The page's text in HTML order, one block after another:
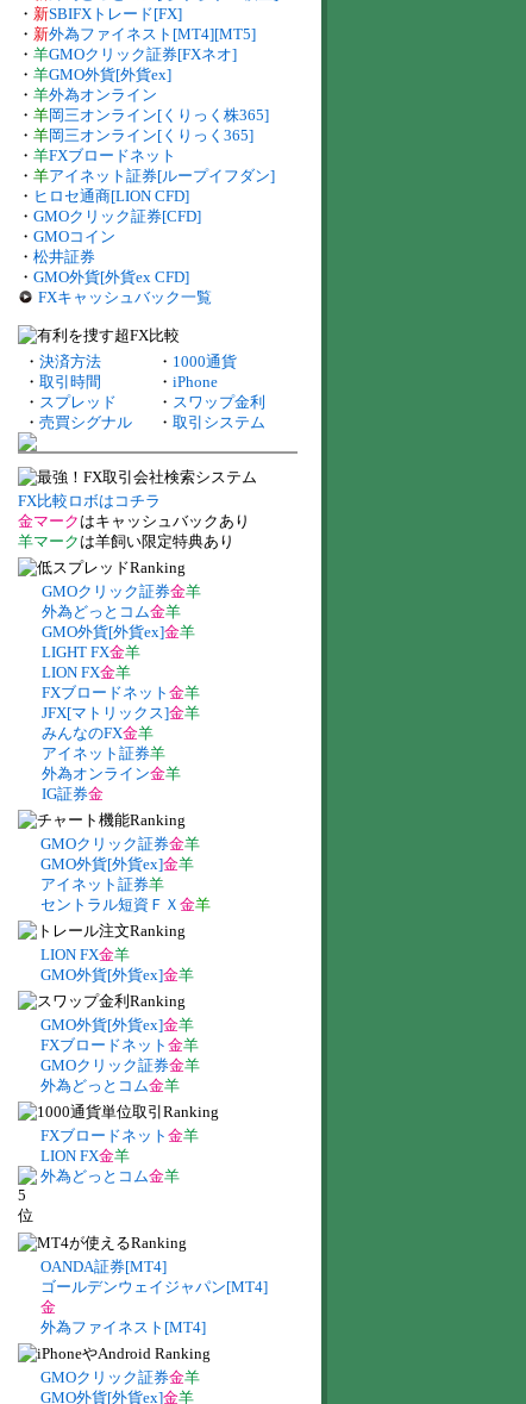
・ 新SBIFXトレード[FX]
・ 新外為ファイネスト[MT4][MT5]
・ 羊GMOクリック証券[FXネオ]
・ 羊GMO外貨[外貨ex]
・ 羊外為オンライン
・ 羊岡三オンライン[くりっく株365]
・ 羊岡三オンライン[くりっく365]
・ 羊FXブロードネット
・ 羊アイネット証券[ループイフダン]
・ ヒロセ通商[LION CFD]
・ GMOクリック証券[CFD]
・ GMOコイン
・ 松井証券
・ GMO外貨[外貨ex CFD]
FXキャッシュバック一覧
・ 決済方法 ・ 1000通貨
・ 取引時間 ・ iPhone
・ スプレッド ・ スワップ金利
・ 売買シグナル ・ 取引システム
FX比較ロボはコチラ
金マーク はキャッシュバックあり
羊マーク は羊飼い限定特典あり
GMOクリック証券金羊
外為どっとコム金羊
GMO外貨[外貨ex]金羊
LIGHT FX金羊
LION FX金羊
FXブロードネット 金羊
JFX[マトリックス]金羊
みんなのFX金羊
アイネット証券羊
外為オンライン金羊
IG証券金
GMOクリック証券金羊
GMO外貨[外貨ex]金羊
アイネット証券羊
セントラル短資ＦＸ 金羊
LION FX金羊
GMO外貨[外貨ex]金羊
GMO外貨[外貨ex]金羊
FXブロードネット 金羊
GMOクリック証券金羊
外為どっとコム金羊
FXブロードネット 金羊
LION FX金羊
外為どっとコム金羊
OANDA証券[MT4]
ゴールデンウェイジャパン[MT4]
金
外為ファイネスト[MT4]
GMOクリック証券金羊
GMO外貨[外貨ex]金羊